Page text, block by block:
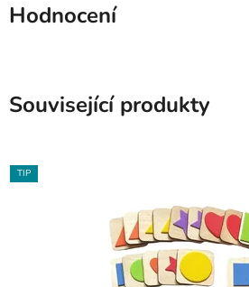
Hodnocení
Související produkty
TIP